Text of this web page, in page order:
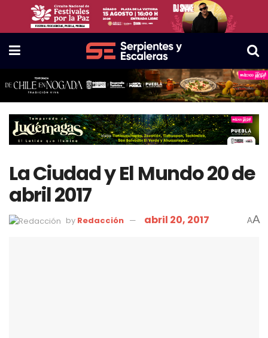
La Ciudad y El Mundo 20 de
abril 2017
by Redacción abril 20, 2017 AA